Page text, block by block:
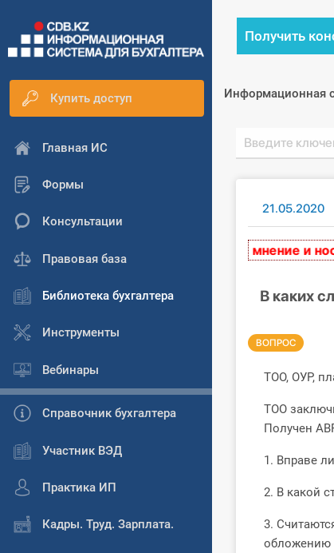
Купить доступ
Главная ИС
Формы
Консультации
Правовая база
Библиотека бухгалтера
Инструменты
Вебинары
Справочник бухгалтера
Участник ВЭД
Практика ИП
Кадры. Труд. Зарплата.
Получить
Информационная
21.05.2020
сайте, выражают экспертное мнение и носят
В каких
ВОПРОС
ТОО, ОУР,
ТОО
Получен
1. Вправе
2. В какой
3.
обложению